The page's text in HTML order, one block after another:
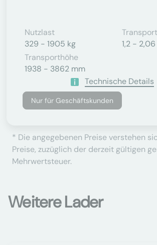
Nutzlast
329 - 1905 kg
1,2 -
Transporthöhe
1938 - 3862 mm
Technische Details
Nur für Geschäftskunden
* Die angegebenen Preise verstehen
Preise, zuzüglich der derzeit gültigen
Mehrwertsteuer.
Weitere Lader